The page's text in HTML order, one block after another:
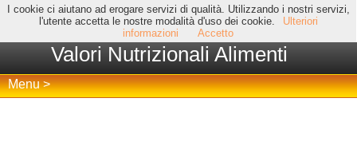
I cookie ci aiutano ad erogare servizi di qualità. Utilizzando i nostri servizi,
l'utente accetta le nostre modalità d'uso dei cookie.
Ulteriori
informazioni
Accetto
Valori Nutrizionali Alimenti
Menu >